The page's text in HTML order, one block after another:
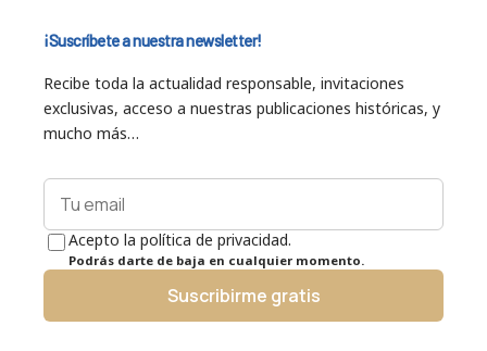
¡Suscríbete a nuestra newsletter!
Recibe toda la actualidad responsable, invitaciones
exclusivas, acceso a nuestras publicaciones históricas, y
mucho más…
Acepto la política de privacidad.
Podrás darte de baja en cualquier momento.
Suscribirme gratis